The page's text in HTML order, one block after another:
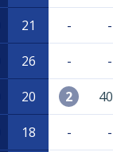
21 - -
26 - -
20 2
18 - -